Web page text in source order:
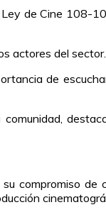
de Cine 108-
actores del sector.
de
compromiso de